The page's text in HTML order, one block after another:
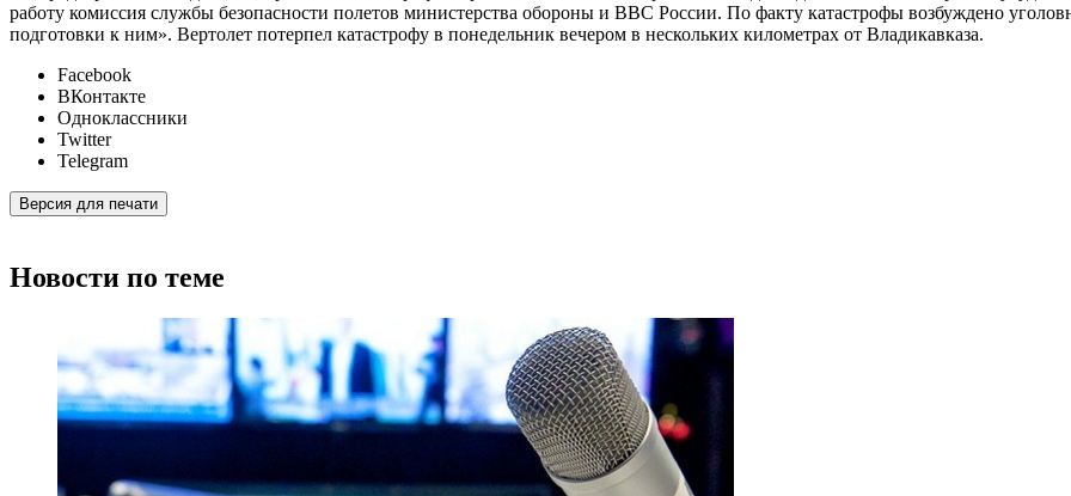
работу комиссия службы безопасности полетов министерства обороны и ВВС России. По факту катастрофы возбуждено
подготовки к ним». Вертолет потерпел катастрофу в понедельник вечером в нескольких километрах от Владикавказа.
Facebook
ВКонтакте
Одноклассники
Twitter
Telegram
Версия для печати
Новости по теме